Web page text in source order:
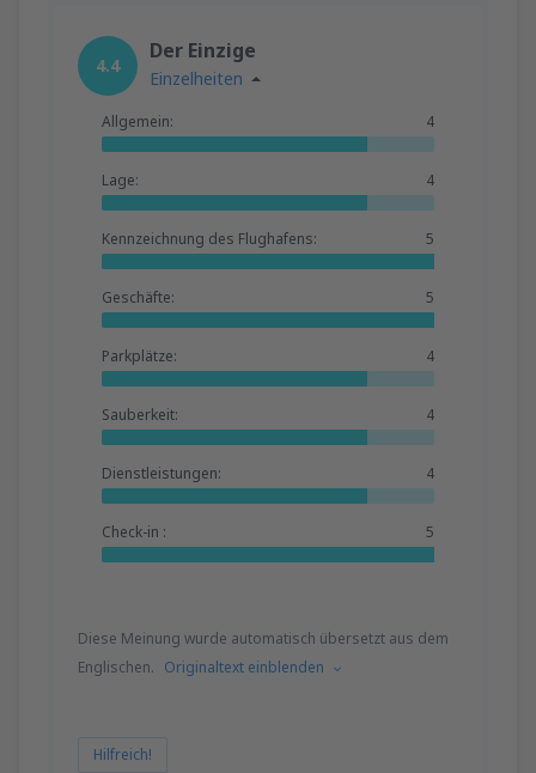
4.4
Der Einzige
Einzelheiten
Allgemein: 4
Lage: 4
Kennzeichnung des Flughafens: 5
Geschäfte: 5
Parkplätze: 4
Sauberkeit: 4
Dienstleistungen: 4
Check-in : 5
Diese Meinung wurde automatisch übersetzt aus dem
Englischen. Originaltext einblenden
Hilfreich!